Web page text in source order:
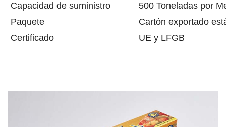
Capacidad de suministro
500 Toneladas por
Paquete
Cartón exportado
Certificado
UE y LFGB